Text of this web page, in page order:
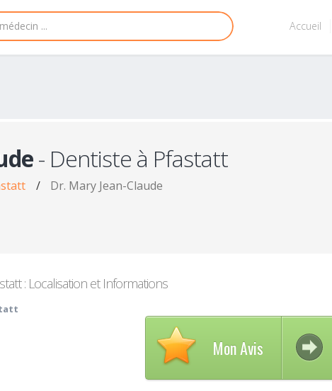
Accueil
- Dentiste à Pfastatt
/ Dr. Mary Jean-Claude
: Localisation et Informations
Mon Avis